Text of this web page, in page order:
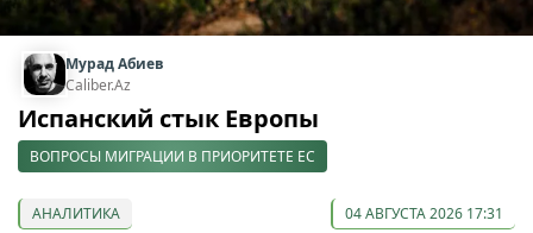
Мурад Абиев
Caliber.Az
Испанский стык Европы
ВОПРОСЫ МИГРАЦИИ В ПРИОРИТЕТЕ ЕС
АНАЛИТИКА 04 АВГУСТА 2026 17:31